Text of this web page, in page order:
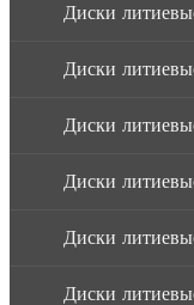
Диски
Диски
Диски
Диски
Диски
Диски